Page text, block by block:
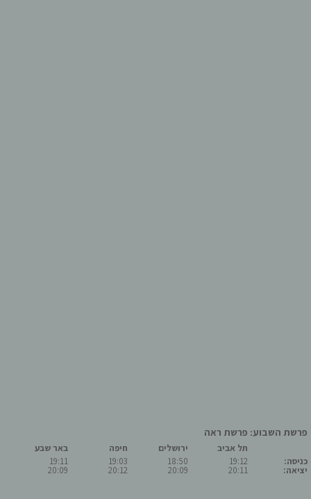
פרשת השבוע: פרשת ראה
כניסה:
יציאה:
תל אביב
19:12
20:11
ירושלים
18:50
20:09
חיפה
19:03
20:12
באר שבע
19:11
20:09